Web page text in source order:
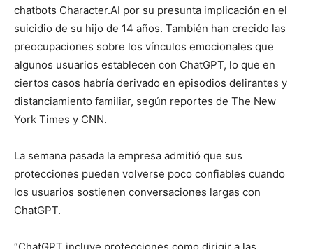
chatbots Character.AI por su presunta implicación en el
suicidio de su hijo de 14 años. También han crecido las
preocupaciones sobre los vínculos emocionales que
algunos usuarios establecen con ChatGPT, lo que en
ciertos casos habría derivado en episodios delirantes y
distanciamiento familiar, según reportes de The New
York Times y CNN.
La semana pasada la empresa admitió que sus
protecciones pueden volverse poco confiables cuando
los usuarios sostienen conversaciones largas con
ChatGPT.